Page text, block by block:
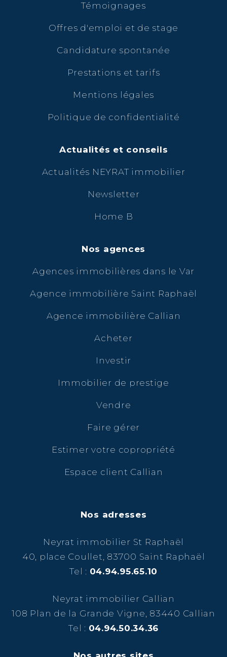
Témoignages
Offres d'emploi et de stage
Candidature spontanée
Prestations et tarifs
Mentions légales
Politique de confidentialité
Actualités et conseils
Actualités NEYRAT immobilier
Newsletter
Home B
Nos agences
Agences immobilières dans le Var
Agence immobilière Saint Raphaël
Agence immobilière Callian
Acheter
Investir
Immobilier de prestige
Vendre
Faire gérer
Estimer votre copropriété
Espace client Callian
Nos adresses
Neyrat immobilier St Raphaël
40, place Coullet, 83700 Saint Raphaël
Tel : 04.94.95.65.10
Neyrat immobilier Callian
108 Plan de la Grande Vigne, 83440 Callian
Tel : 04.94.50.34.36